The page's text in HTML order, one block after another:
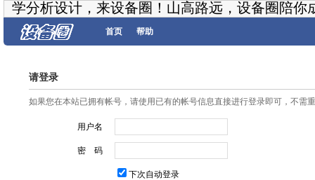
学分析设计，来设备圈！山高路远，设备圈陪你
首页 帮助
请登录
如果您在本站已拥有帐号，请使用已有的帐号信息直接进行登录即可，不需
用户名
密 码
下次自动登录